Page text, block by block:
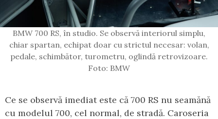
BMW 700 RS, în studio. Se observă interiorul simplu,
chiar spartan, echipat doar cu strictul necesar: volan,
pedale, schimbător, turometru, oglindă retrovizoare.
Foto: BMW
Ce se observă imediat este că 700 RS nu seamănă
cu modelul 700, cel normal, de stradă. Caroseria